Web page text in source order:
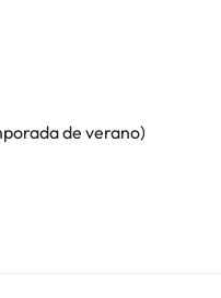
de verano)